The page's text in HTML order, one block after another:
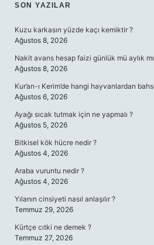
SIDEBAR
SON YAZILAR
Kuzu karkasın yüzde kaçı kemiktir ?
Ağustos 8, 2026
Nakit avans hesap faizi günlük mü aylık
Ağustos 8, 2026
Kur’an-ı Kerim’de hangi hayvanlardan
Ağustos 6, 2026
Ayağı sıcak tutmak için ne yapmalı ?
Ağustos 5, 2026
Bitkisel kök hücre nedir ?
Ağustos 4, 2026
Araba vuruntu nedir ?
Ağustos 4, 2026
Yılanın cinsiyeti nasıl anlaşılır ?
Temmuz 29, 2026
Kürtçe cıtki ne demek ?
Temmuz 27, 2026